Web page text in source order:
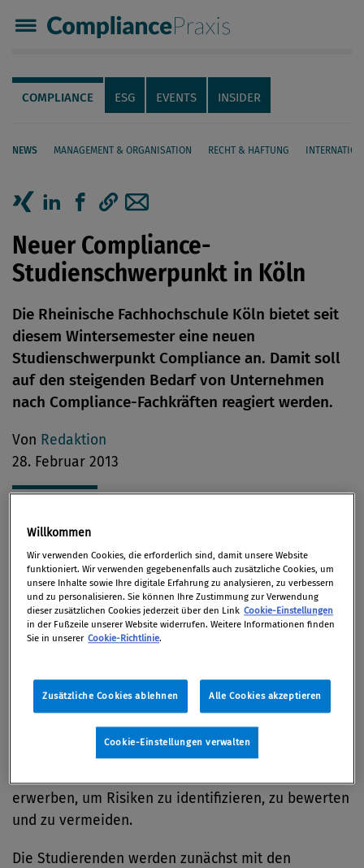
Compliance Praxis
Servicenavigation
Navigation
COMPLIANCE ESG EVENTS INSIDER
NEWS MANAGEMENT & ORGANISATION RECHT & HAFTUNG
Seiteninhalt
Artikel auf Xing teilen
Artikel auf linkedIn teilen
Artikel auf Facebook teilen
Artikellink kopieren
Artikel per Mail teilen
Neuer Compliance-
Studienschwerpunkt in Köln
Die Rheinische Fachhochschule Köln bietet seit
diesem Wintersemester eine neuen
Studienschwerpunkt Compliance an. Damit soll
auf den steigenden Bedarf von Unternehmen
nach Compliance-Fachkräften reagiert werden.
Von Redaktion
28. Februar 2013
In den Unternehmen wächst der Bedarf an
ausgebildeten Mitarbeitern im Compliance-
Management. Aus diesem Grund bietet die
Rheinische Fachhochschule Köln (RFH) für alle
wirtschafts- und ingenieurwissenschaftlichen
Studierende sollen sich interdisziplinär
Expertenwissen rund um rechtlich-organisatorische
Fragestellungen zum verantwortungsvollen Handeln
erwerben, um Risiken zu identifizieren, zu bewerten
und zu vermeiden.
Die Studierenden werden zunächst mit den
Willkommen
Wir verwenden Cookies, die erforderlich sind, damit unsere Website
funktioniert. Wir verwenden gegebenenfalls auch zusätzliche Cookies, um
unsere Inhalte sowie Ihre digitale Erfahrung zu analysieren, zu verbessern
und zu personalisieren. Sie können Ihre Zustimmung zur Verwendung
dieser zusätzlichen Cookies jederzeit über den Link Cookie-Einstellungen
in der Fußzeile unserer Website widerrufen. Weitere Informationen finden
Sie in unserer Cookie-Richtlinie.
Zusätzliche Cookies ablehnen Alle Cookies akzeptieren
Cookie-Einstellungen verwalten